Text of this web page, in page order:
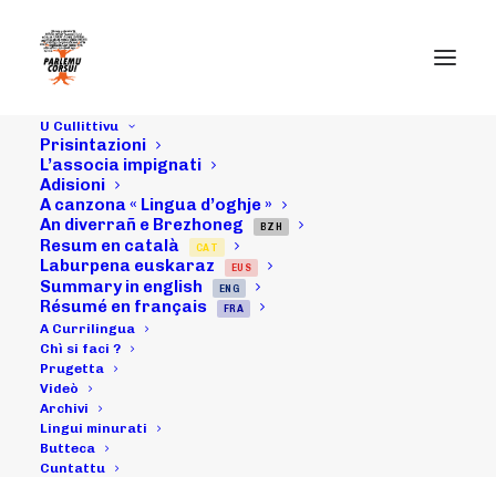
U Cullittivu
Prisintazioni
L’associa impignati
Adisioni
A canzona « Lingua d’oghje »
An diverrañ e Brezhoneg
BZH
Resum en català CAT
Laburpena euskaraz EUS
Summary in english ENG
Résumé en français FRA
A Currilingua
Chì si faci ?
Prugetta
Videò
Archivi
Lingui minurati
Butteca
Cuntattu
U scontru cù
Pierre Ghionga. I
ducumenta
purtati da u
Cullittivu